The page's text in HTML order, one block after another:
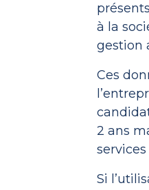
à la
gestion
Ces
2 ans
Si